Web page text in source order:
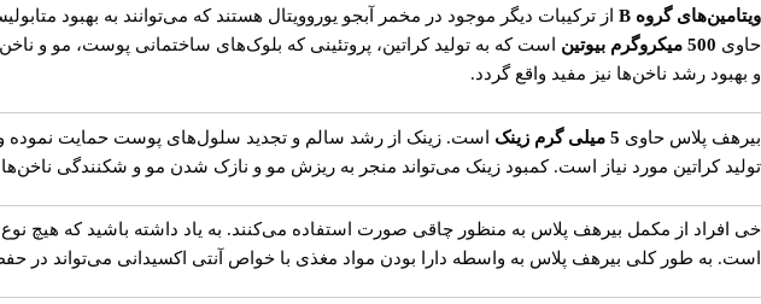
ویتامین‌های گروه B از ترکیبات دیگر موجود در مخمر آبجو یوروویتال هستند که می‌توانند به بهبود
حاوی 500 میکروگرم بیوتین است که به تولید کراتین، پروتئینی که بلوک‌های ساختمانی پوست، مو و
و بهبود رشد ناخن‌ها نیز مفید واقع گردد.
بیرهف پلاس حاوی 5 میلی گرم زینک است. زینک از رشد سالم و تجدید سلول‌های پوست حمایت نموده و
تولید کراتین مورد نیاز است. کمبود زینک می‌تواند منجر به ریزش مو و نازک شدن مو و شکنندگی
خی افراد از مکمل بیرهف پلاس به منظور چاقی صورت استفاده می‌کنند. به یاد داشته باشید که هیچ
است. به طور کلی بیرهف پلاس به واسطه دارا بودن مواد مغذی با خواص آنتی اکسیدانی می‌تواند در